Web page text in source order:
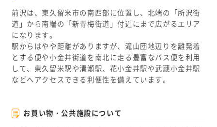
前沢は、東久留米市の南西部に位置し、北端の「所沢街
道」から南端の「新青梅街道」付近にまで広がるエリア
になります。
駅からはやや距離がありますが、滝山団地辺りを離発着
とする便や小金井街道を南北に走る豊富なバス便を利用
して、東久留米駅や清瀬駅、花小金井駅や武蔵小金井駅
などへアクセスできる利便性を備えています。
お買い物・公共施設について